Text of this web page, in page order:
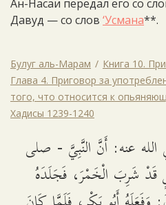
Ан-Насаи передал его со
Давуд — со слов ‘Усмана**.
Булуг аль-Марам
Книга 10.
Глава 4. Приговор за
того, что относится к
Хадисы 1239-1240
عنه: أَنَّ النَّبِيَّ - صلى
قَدْ شَرِبَ الْخَمْرَ، فَجَلَدَهُ